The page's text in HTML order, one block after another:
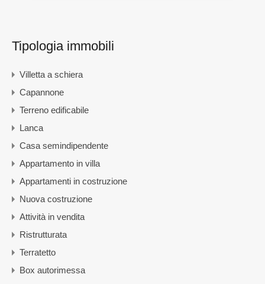
Tipologia immobili
Villetta a schiera
Capannone
Terreno edificabile
Lanca
Casa semindipendente
Appartamento in villa
Appartamenti in costruzione
Nuova costruzione
Attività in vendita
Ristrutturata
Terratetto
Box autorimessa